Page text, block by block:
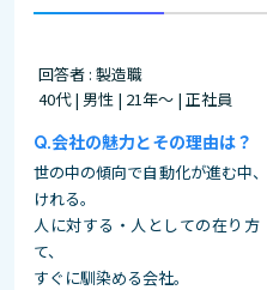
回答者 : 製造職
40代 | 男性 | 21年～ | 正社員
会社の魅力とその理由は？
世の中の傾向で自動化が進む中
けれる。
人に対する・人としての在り
て、
すぐに馴染める会社。